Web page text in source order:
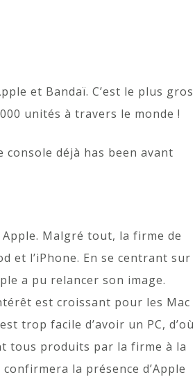
et Bandaï. C’est le plus gros
unités à travers le monde !
console déjà has been avant
Malgré tout, la firme de
et l’iPhone. En se centrant sur
a pu relancer son image.
est croissant pour les Mac
trop facile d’avoir un PC, d’où
tous produits par la firme à la
la présence d’Apple